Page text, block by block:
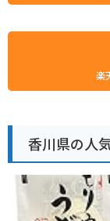
楽
香川県の人